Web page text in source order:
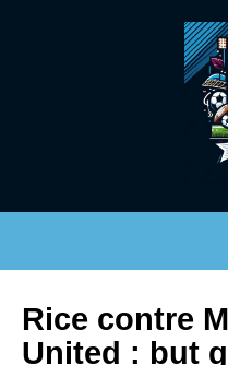
Rice contre
United : but